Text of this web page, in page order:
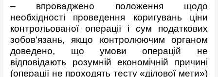
– впроваджено положення щодо
необхідності проведення коригувань ціни
контрольованої операції і сум податкових
зобов’язань, якщо контролюючим органом
доведено, що умови операцій не
відповідають розумній економічній причині
(операції не проходять тесту «ділової мети»)